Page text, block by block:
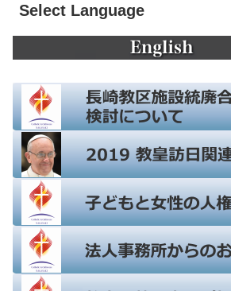
Select Language